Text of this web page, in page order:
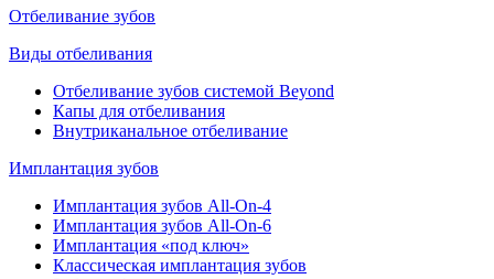
Отбеливание зубов
Виды отбеливания
Отбеливание зубов системой Beyond
Капы для отбеливания
Внутриканальное отбеливание
Имплантация зубов
Имплантация зубов All-On-4
Имплантация зубов All-On-6
Имплантация «под ключ»
Классическая имплантация зубов